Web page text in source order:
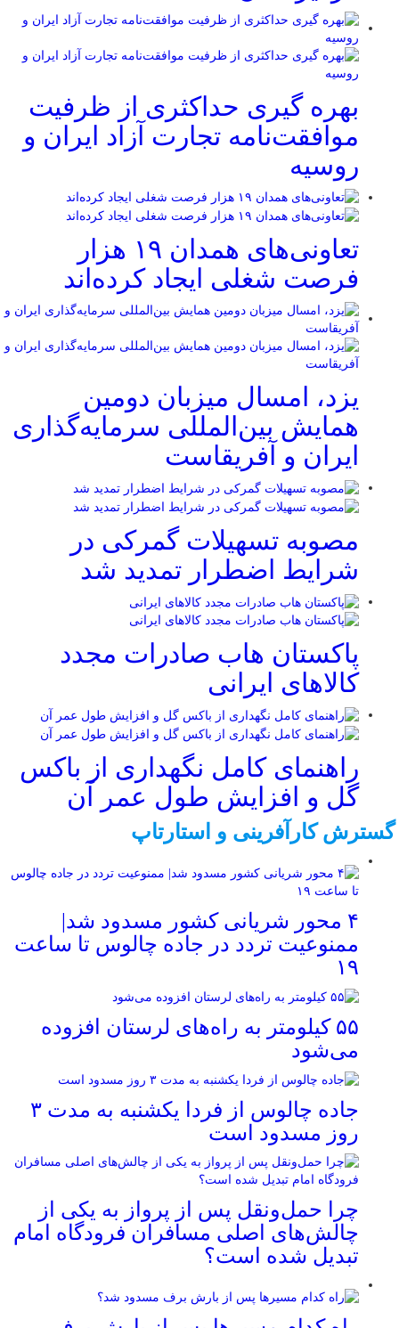
بهره گیری حداکثری از ظرفیت
موافقت‌نامه تجارت آزاد ایران و
روسیه
تعاونی‌های همدان ۱۹ هزار
فرصت شغلی ایجاد کرده‌اند
یزد، امسال میزبان دومین
همایش بین‌المللی سرمایه‌گذاری
ایران و آفریقاست
مصوبه تسهیلات گمرکی در
شرایط اضطرار تمدید شد
پاکستان هاب صادرات مجدد
کالاهای ایرانی
راهنمای کامل نگهداری از باکس
گل و افزایش طول عمر آن
گسترش کارآفرینی و استارتاپ
۴ محور شریانی کشور مسدود شد|
ممنوعیت تردد در جاده چالوس تا ساعت
۱۹
۵۵ کیلومتر به راه‌های لرستان افزوده
می‌شود
جاده چالوس از فردا یکشنبه به مدت ۳
روز مسدود است
چرا حمل‌ونقل پس از پرواز به یکی از
چالش‌های اصلی مسافران فرودگاه امام
تبدیل شده است؟